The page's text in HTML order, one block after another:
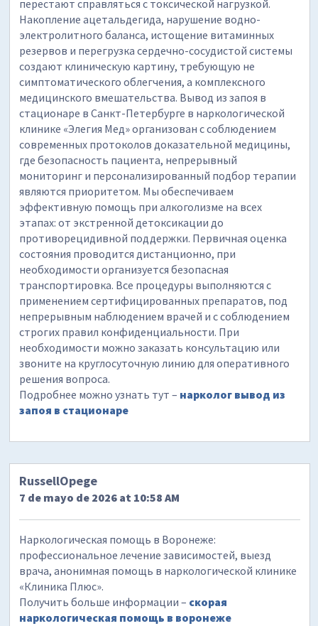
перестают справляться с токсической нагрузкой.
Накопление ацетальдегида, нарушение водно-
электролитного баланса, истощение витаминных
резервов и перегрузка сердечно-сосудистой системы
создают клиническую картину, требующую не
симптоматического облегчения, а комплексного
медицинского вмешательства. Вывод из запоя в
стационаре в Санкт-Петербурге в наркологической
клинике «Элегия Мед» организован с соблюдением
современных протоколов доказательной медицины,
где безопасность пациента, непрерывный
мониторинг и персонализированный подбор терапии
являются приоритетом. Мы обеспечиваем
эффективную помощь при алкоголизме на всех
этапах: от экстренной детоксикации до
противорецидивной поддержки. Первичная оценка
состояния проводится дистанционно, при
необходимости организуется безопасная
транспортировка. Все процедуры выполняются с
применением сертифицированных препаратов, под
непрерывным наблюдением врачей и с соблюдением
строгих правил конфиденциальности. При
необходимости можно заказать консультацию или
звоните на круглосуточную линию для оперативного
решения вопроса.
Подробнее можно узнать тут – нарколог вывод из
запоя в стационаре
RussellOpege
7 de mayo de 2026 at 10:58 AM
Наркологическая помощь в Воронеже:
профессиональное лечение зависимостей, выезд
врача, анонимная помощь в наркологической клинике
«Клиника Плюс».
Получить больше информации – скорая
наркологическая помощь в воронеже